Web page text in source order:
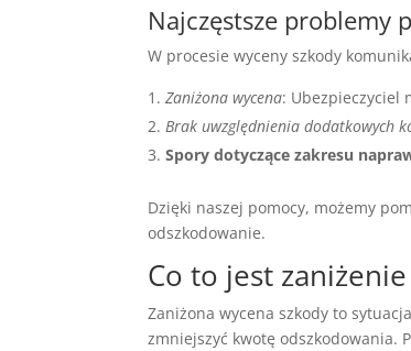
Najczęstsze problemy
W procesie wyceny szkody
Zaniżona wycena: Ubezpieczyciel
Brak uwzględnienia dodatkowych
Spory dotyczące zakresu
Dzięki naszej pomocy, możemy
odszkodowanie.
Co to jest
Zaniżona wycena szkody to
zmniejszyć kwotę odszkodowania.